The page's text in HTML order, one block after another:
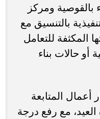
بالقوصية ومركز
بالتنسيق مع
المكثفة للتعامل
أو حالات بناء
المتابعة
مع رفع درجة